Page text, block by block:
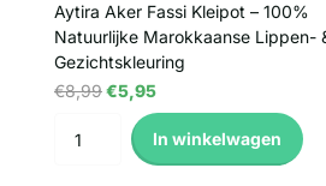
Aytira Aker Fassi Kleipot – 100%
Natuurlijke Marokkaanse Lippen-
Gezichtskleuring
€8,99€5,95
In winkelwagen